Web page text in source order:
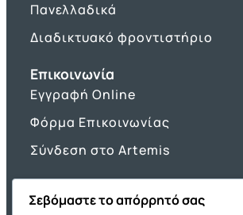
Πανελλαδικά
Διαδικτυακό φροντιστήριο
Επικοινωνία
Εγγραφή Online
Φόρμα Επικοινωνίας
Σύνδεση στο Artemis
Σεβόμαστε το απόρρητό σας